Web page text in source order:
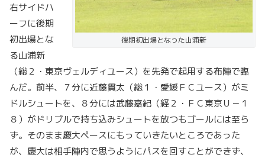
後期初出場となった山浦新
右サイドハ
ーフに後期
初出場とな
る山浦新
（総２・東京ヴェルディユース）を先発で起用する布陣で臨
んだ。前半、７分に近藤貫太（総１・愛媛ＦＣユース）がミ
ドルシュートを、８分には武藤嘉紀（経２・ＦＣ東京Ｕ－１
８）がドリブルで持ち込みシュートを放つもゴールには至ら
ず。そのまま慶大ペースにもっていきたいところであった
が、慶大は相手陣内で思うようにパスを回すことができず、